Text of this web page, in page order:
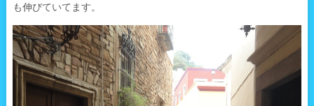
も伸びていてます。